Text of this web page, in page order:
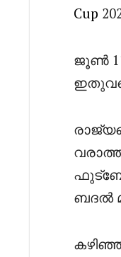
Cup
ജൂൺ
ബദൽ